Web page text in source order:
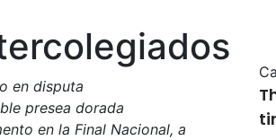
en disputa
presea dorada
en la Final Nacional, a